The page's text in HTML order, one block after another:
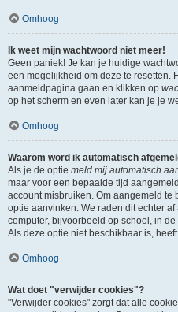
Omhoog
Ik weet mijn wachtwoord niet meer!
Geen paniek! Je kan je huidige
een mogelijkheid om deze te resetten.
aanmeldpagina gaan en klikken op
op het scherm en even later kan je je
Omhoog
Waarom word ik automatisch
Als je de optie meld mij automatisch
maar voor een bepaalde tijd
account misbruiken. Om aangemeld
optie aanvinken. We raden dit echter
computer, bijvoorbeeld op school, in
Als deze optie niet beschikbaar is,
Omhoog
Wat doet "verwijder cookies"?
"Verwijder cookies" zorgt dat alle